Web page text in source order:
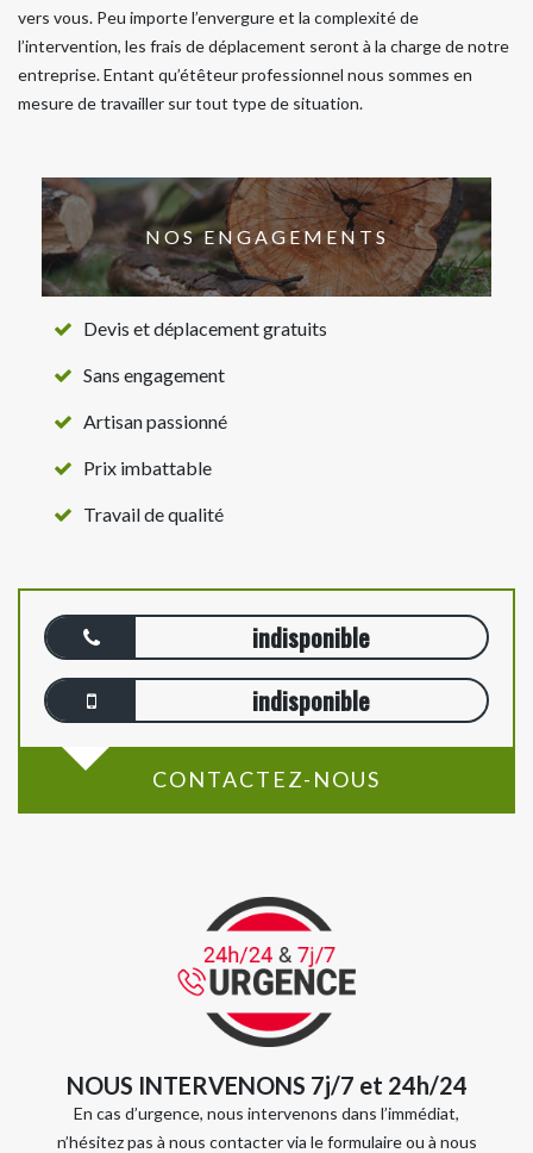
vers vous. Peu importe l’envergure et la complexité de
l’intervention, les frais de déplacement seront à la charge de notre
entreprise. Entant qu’étêteur professionnel nous sommes en
mesure de travailler sur tout type de situation.
NOS ENGAGEMENTS
Devis et déplacement gratuits
Sans engagement
Artisan passionné
Prix imbattable
Travail de qualité
indisponible
indisponible
CONTACTEZ-NOUS
NOUS INTERVENONS 7j/7 et 24h/24
En cas d’urgence, nous intervenons dans l’immédiat,
n’hésitez pas à nous contacter via le formulaire ou à nous